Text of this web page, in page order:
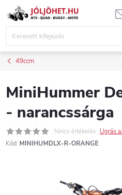
Ugrás
49ccm
MiniHummer
- narancssárga
Nincs értékelés Ugrás
Kód: MINIHUMDLX-R-ORANGE